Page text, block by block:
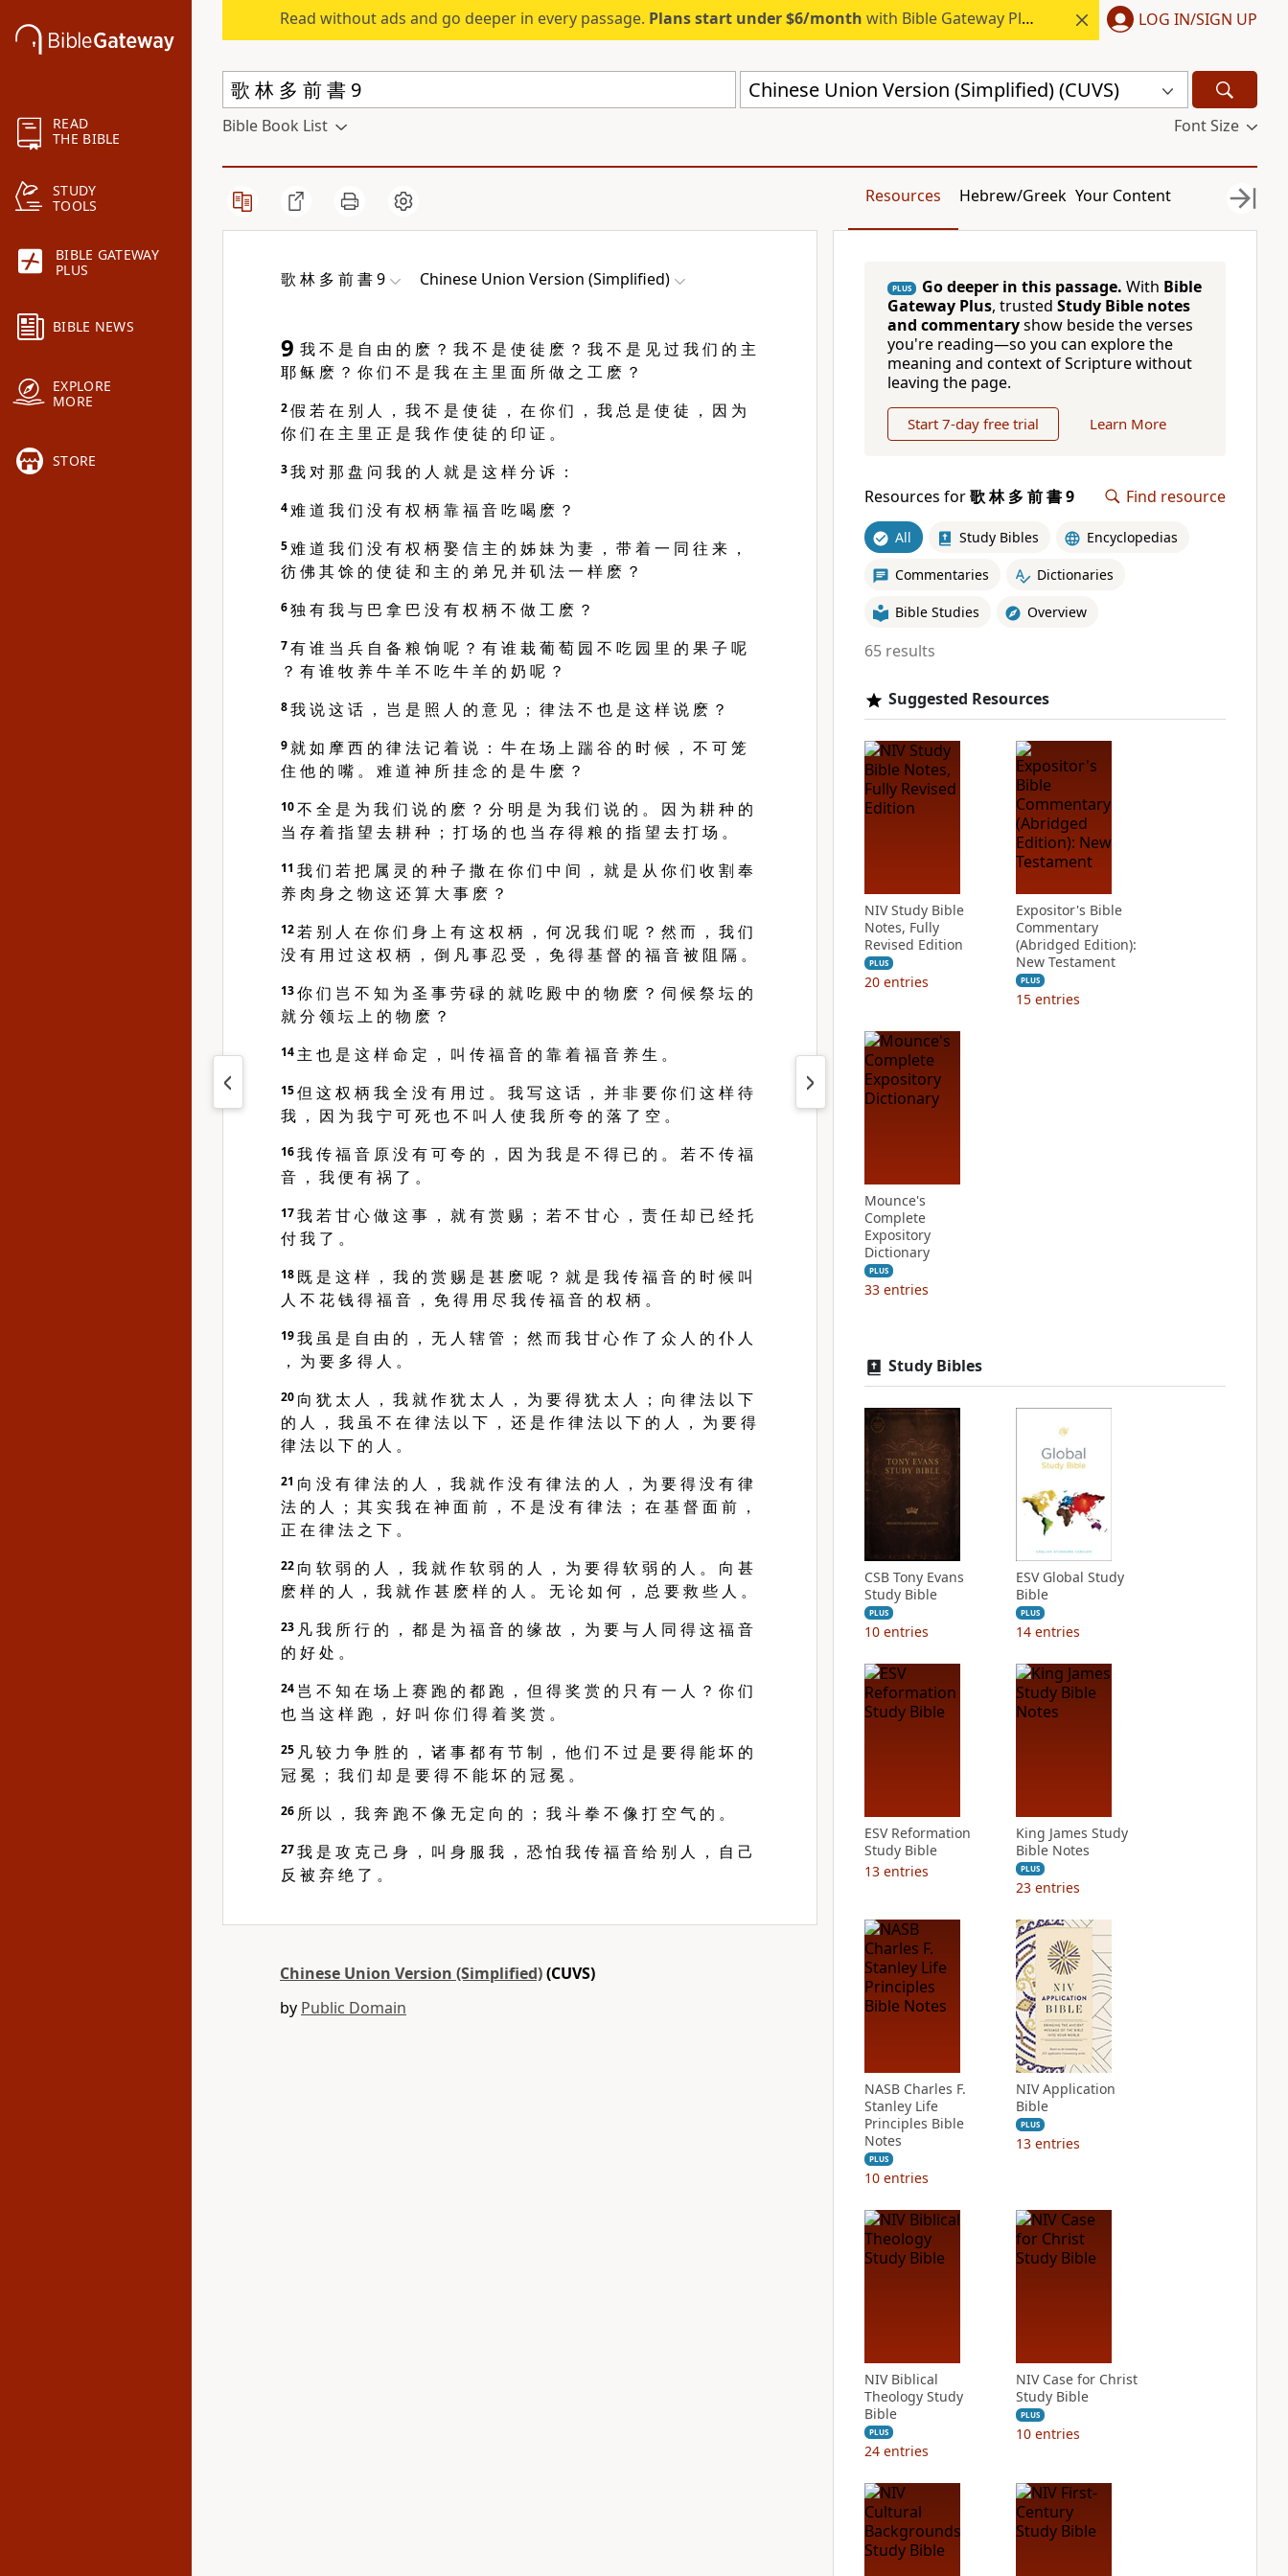
READ
THE BIBLE
STUDY
TOOLS
BIBLE GATEWAY
PLUS
BIBLE NEWS
EXPLORE
MORE
STORE
Read without ads and go deeper in every passage. Plans start under $6/month with Bible Gateway Plus. LOG IN/SIGN UP
Chinese Union Version (Simplified) (CUVS)
Bible Book List Font Size
Resources Hebrew/Greek Your Content
歌 林 多 前 書 9 Chinese Union Version (Simplified)
9 我 不 是 自 由 的 麽 ？ 我 不 是 使 徒 麽 ？ 我 不 是 见 过 我 们 的 主
耶 稣 麽 ？ 你 们 不 是 我 在 主 里 面 所 做 之 工 麽 ？
2假 若 在 别 人 ， 我 不 是 使 徒 ， 在 你 们 ， 我 总 是 使 徒 ， 因 为
你 们 在 主 里 正 是 我 作 使 徒 的 印 证 。
3我 对 那 盘 问 我 的 人 就 是 这 样 分 诉 ：
4难 道 我 们 没 有 权 柄 靠 福 音 吃 喝 麽 ？
5难 道 我 们 没 有 权 柄 娶 信 主 的 姊 妹 为 妻 ， 带 着 一 同 往 来 ，
彷 佛 其 馀 的 使 徒 和 主 的 弟 兄 并 矶 法 一 样 麽 ？
6独 有 我 与 巴 拿 巴 没 有 权 柄 不 做 工 麽 ？
7有 谁 当 兵 自 备 粮 饷 呢 ？ 有 谁 栽 葡 萄 园 不 吃 园 里 的 果 子 呢
？ 有 谁 牧 养 牛 羊 不 吃 牛 羊 的 奶 呢 ？
8我 说 这 话 ， 岂 是 照 人 的 意 见 ； 律 法 不 也 是 这 样 说 麽 ？
9就 如 摩 西 的 律 法 记 着 说 ： 牛 在 场 上 踹 谷 的 时 候 ， 不 可 笼
住 他 的 嘴 。 难 道 神 所 挂 念 的 是 牛 麽 ？
10不 全 是 为 我 们 说 的 麽 ？ 分 明 是 为 我 们 说 的 。 因 为 耕 种 的
当 存 着 指 望 去 耕 种 ； 打 场 的 也 当 存 得 粮 的 指 望 去 打 场 。
11 我 们 若 把 属 灵 的 种 子 撒 在 你 们 中 间 ， 就 是 从 你 们 收 割 奉
养 肉 身 之 物 这 还 算 大 事 麽 ？
12若 别 人 在 你 们 身 上 有 这 权 柄 ， 何 况 我 们 呢 ？ 然 而 ， 我 们
没 有 用 过 这 权 柄 ， 倒 凡 事 忍 受 ， 免 得 基 督 的 福 音 被 阻 隔 。
13你 们 岂 不 知 为 圣 事 劳 碌 的 就 吃 殿 中 的 物 麽 ？ 伺 候 祭 坛 的
就 分 领 坛 上 的 物 麽 ？
14 主 也 是 这 样 命 定 ， 叫 传 福 音 的 靠 着 福 音 养 生 。
15但 这 权 柄 我 全 没 有 用 过 。 我 写 这 话 ， 并 非 要 你 们 这 样 待
我 ， 因 为 我 宁 可 死 也 不 叫 人 使 我 所 夸 的 落 了 空 。
16我 传 福 音 原 没 有 可 夸 的 ， 因 为 我 是 不 得 已 的 。 若 不 传 福
音 ， 我 便 有 祸 了 。
17我 若 甘 心 做 这 事 ， 就 有 赏 赐 ； 若 不 甘 心 ， 责 任 却 已 经 托
付 我 了 。
18 既 是 这 样 ， 我 的 赏 赐 是 甚 麽 呢 ？ 就 是 我 传 福 音 的 时 候 叫
人 不 花 钱 得 福 音 ， 免 得 用 尽 我 传 福 音 的 权 柄 。
19我 虽 是 自 由 的 ， 无 人 辖 管 ； 然 而 我 甘 心 作 了 众 人 的 仆 人
， 为 要 多 得 人 。
20 向 犹 太 人 ， 我 就 作 犹 太 人 ， 为 要 得 犹 太 人 ； 向 律 法 以 下
的 人 ， 我 虽 不 在 律 法 以 下 ， 还 是 作 律 法 以 下 的 人 ， 为 要 得
律 法 以 下 的 人 。
21 向 没 有 律 法 的 人 ， 我 就 作 没 有 律 法 的 人 ， 为 要 得 没 有 律
法 的 人 ； 其 实 我 在 神 面 前 ， 不 是 没 有 律 法 ； 在 基 督 面 前 ，
正 在 律 法 之 下 。
22 向 软 弱 的 人 ， 我 就 作 软 弱 的 人 ， 为 要 得 软 弱 的 人 。 向 甚
麽 样 的 人 ， 我 就 作 甚 麽 样 的 人 。 无 论 如 何 ， 总 要 救 些 人 。
23 凡 我 所 行 的 ， 都 是 为 福 音 的 缘 故 ， 为 要 与 人 同 得 这 福 音
的 好 处 。
24 岂 不 知 在 场 上 赛 跑 的 都 跑 ， 但 得 奖 赏 的 只 有 一 人 ？ 你 们
也 当 这 样 跑 ， 好 叫 你 们 得 着 奖 赏 。
25 凡 较 力 争 胜 的 ， 诸 事 都 有 节 制 ， 他 们 不 过 是 要 得 能 坏 的
冠 冕 ； 我 们 却 是 要 得 不 能 坏 的 冠 冕 。
26 所 以 ， 我 奔 跑 不 像 无 定 向 的 ； 我 斗 拳 不 像 打 空 气 的 。
27我 是 攻 克 己 身 ， 叫 身 服 我 ， 恐 怕 我 传 福 音 给 别 人 ， 自 己
反 被 弃 绝 了 。
Chinese Union Version (Simplified)(CUVS)
by Public Domain
PLUS Go deeper in this passage. With Bible
Gateway Plus, trusted Study Bible notes
and commentaryshow beside the verses
you're reading—so you can explore the
meaning and context of Scripture without
leaving the page.
Start 7-day free trial Learn More
Resources for歌 林 多 前 書 9 Find resource
All Study Bibles Encyclopedias
Commentaries Dictionaries
Bible Studies Overview
65 results
Suggested Resources
NIV Study Bible
Notes, Fully
Revised Edition
PLUS
20 entries
Expositor's Bible
Commentary
(Abridged Edition):
New Testament
PLUS
15 entries
Mounce's
Complete
Expository
Dictionary
PLUS
33 entries
Study Bibles
CSB Tony Evans
Study Bible
PLUS
10 entries
ESV Global Study
Bible
PLUS
14 entries
ESV Reformation
Study Bible
13 entries
King James Study
Bible Notes
PLUS
23 entries
NASB Charles F.
Stanley Life
Principles Bible
Notes
PLUS
10 entries
NIV Application
Bible
PLUS
13 entries
NIV Biblical
Theology Study
Bible
PLUS
24 entries
NIV Case for Christ
Study Bible
PLUS
10 entries